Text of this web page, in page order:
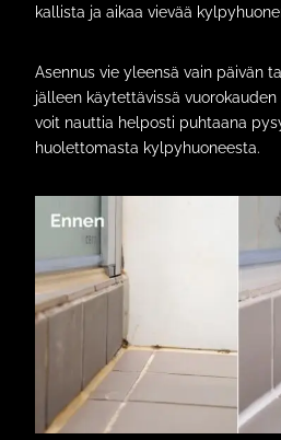
kallista ja aikaa vievää
Asennus vie yleensä vain päivän
jälleen käytettävissä
voit nauttia helposti puhtaana
huolettomasta kylpyhuoneesta.